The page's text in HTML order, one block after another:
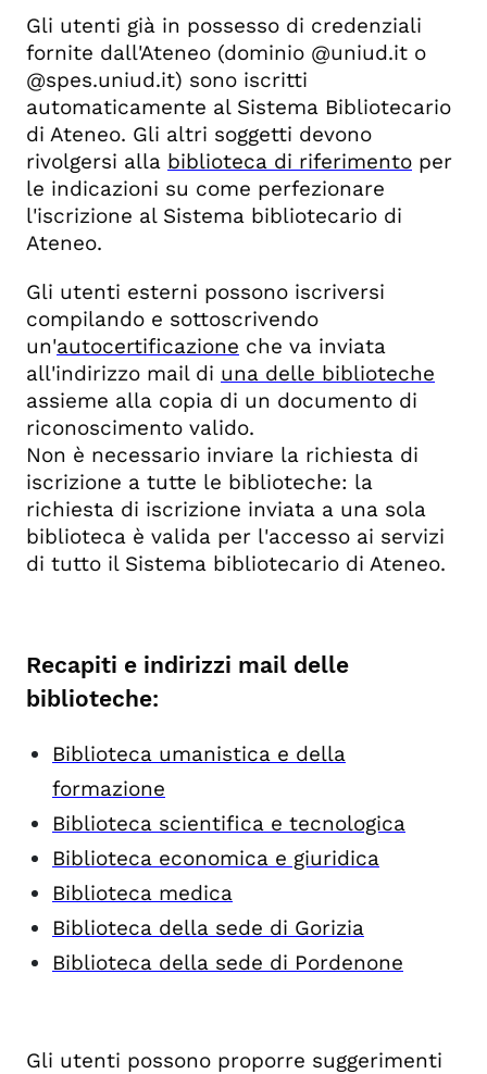
Gli utenti già in possesso di credenziali
fornite dall'Ateneo (dominio @uniud.it o
@spes.uniud.it) sono iscritti
automaticamente al Sistema Bibliotecario
di Ateneo. Gli altri soggetti devono
rivolgersi alla biblioteca di riferimento per
le indicazioni su come perfezionare
l'iscrizione al Sistema bibliotecario di
Ateneo.
Gli utenti esterni possono iscriversi
compilando e sottoscrivendo
un'autocertificazione che va inviata
all'indirizzo mail di una delle biblioteche
assieme alla copia di un documento di
riconoscimento valido.
Non è necessario inviare la richiesta di
iscrizione a tutte le biblioteche: la
richiesta di iscrizione inviata a una sola
biblioteca è valida per l'accesso ai servizi
di tutto il Sistema bibliotecario di Ateneo.
Recapiti e indirizzi mail delle
biblioteche:
Biblioteca umanistica e della
formazione
Biblioteca scientifica e tecnologica
Biblioteca economica e giuridica
Biblioteca medica
Biblioteca della sede di Gorizia
Biblioteca della sede di Pordenone
Gli utenti possono proporre suggerimenti